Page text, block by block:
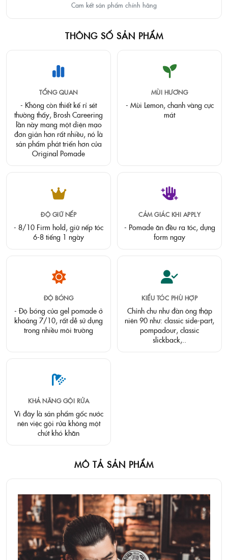
Cam kết sản phẩm chính hãng
THÔNG SỐ SẢN PHẨM
TỔNG QUAN
- Không còn thiết kế rỉ sét
thường thấy, Brosh Careering
lần này mang một diện mạo
đơn giản hơn rất nhiều, nó là
sản phẩm phát triển hơn của
Original Pomade
MÙI HƯƠNG
- Mùi Lemon, chanh vàng cực
mát
ĐỘ GIỮ NẾP
- 8/10 Firm hold, giữ nếp tóc
6-8 tiếng 1 ngày
CẢM GIÁC KHI APPLY
- Pomade ăn đều ra tóc, dựng
form ngay
ĐỘ BÓNG
- Độ bóng của gel pomade ở
khoảng 7/10, rất dễ sử dụng
trong nhiều môi trường
KIỂU TÓC PHÙ HỢP
Chỉnh chu như đàn ông thập
niên 90 như: classic side-part,
pompadour, classic
slickback,..
KHẢ NĂNG GỘI RỬA
Vì đây là sản phẩm gốc nước
nên việc gội rửa không một
chút khó khăn
MÔ TẢ SẢN PHẨM